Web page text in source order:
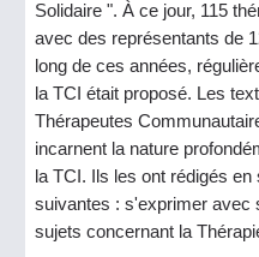
Solidaire ". À ce jour, 115
avec des représentants de
long de ces années,
la TCI était proposé. Les
Thérapeutes
incarnent la nature
la TCI. Ils les ont rédigés
suivantes : s'exprimer
sujets concernant la